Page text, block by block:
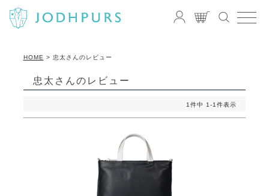
HOME 忠太さんのレビュー
忠太さんのレビュー
1件中 1-1件表示